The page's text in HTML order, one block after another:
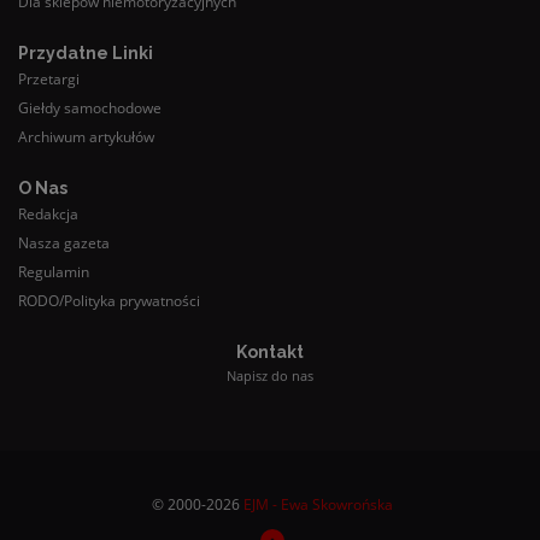
Przydatne Linki
Przetargi
Giełdy samochodowe
Archiwum artykułów
O Nas
Redakcja
Nasza gazeta
Regulamin
RODO/Polityka prywatności
Kontakt
Napisz do nas
© 2000-2026 EJM - Ewa Skowrońska